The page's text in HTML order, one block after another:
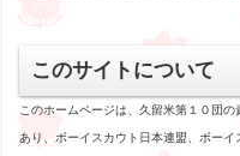
このサイトについて
このホームページは、久留米第１０団
あり、ボーイスカウト日本連盟、ボーイ